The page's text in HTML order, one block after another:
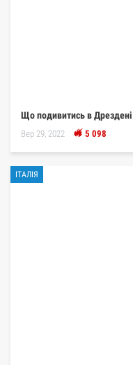
Що подивитись в
Вер 29, 2022 5 098
ІТАЛІЯ